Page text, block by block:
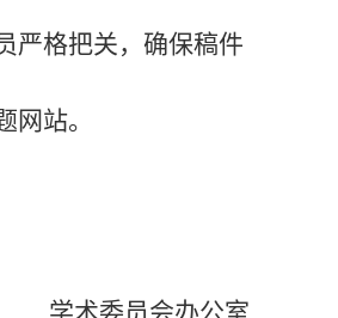
严格把关，确保稿件
站。
学术委员会办公室